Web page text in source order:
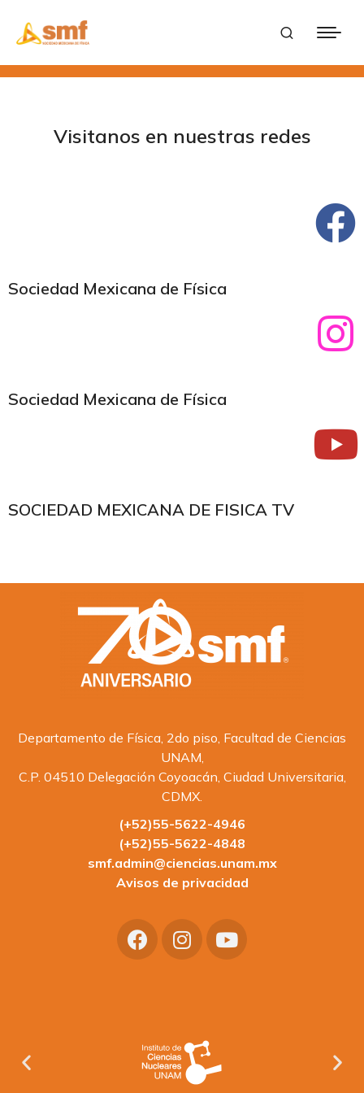
Visitanos en nuestras redes
Sociedad Mexicana de Física
Sociedad Mexicana de Física
SOCIEDAD MEXICANA DE FISICA TV
Departamento de Física, 2do piso, Facultad de Ciencias
UNAM,
C.P. 04510 Delegación Coyoacán, Ciudad Universitaria,
CDMX.
(+52)55-5622-4946
(+52)55-5622-4848
smf.admin@ciencias.unam.mx
Avisos de privacidad